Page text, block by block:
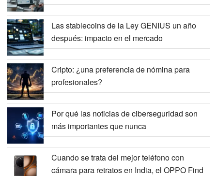
Las stablecoins de la Ley GENIUS un año
después: impacto en el mercado
Cripto: ¿una preferencia de nómina para
profesionales?
Por qué las noticias de ciberseguridad son
más importantes que nunca
Cuando se trata del mejor teléfono con
cámara para retratos en India, el OPPO Find